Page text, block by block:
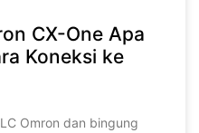
CX-One Apa
Koneksi ke
Omron dan bingung